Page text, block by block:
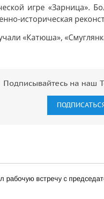
игре
историческая
«Катюша»,
Подписывайтесь на наш
рабочую встречу с